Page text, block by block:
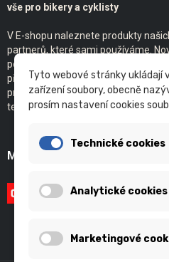
vše pro bikery a cyklisty
V E-shopu naleznete produkty
partnerů, které sami používáme.
poskytujeme servis kol s
přístupem. Samozřejmostí je
projektu - individuální a skupinová
technické jízdy na kole v terénu.
MOŽNOSTI PLATBY
Tyto webové stránky ukládají
zařízení soubory, obecně
prosím nastavení cookies
Technické cookies
Analytické cookies
Marketingové